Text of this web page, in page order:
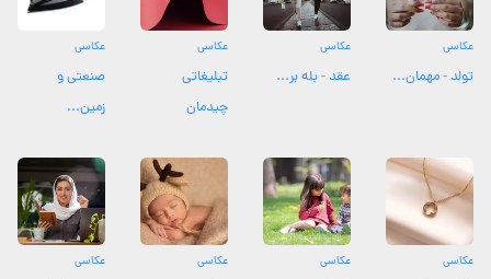
عکاسی
تولد - مهمان...
عکاسی
عقد - بله بر...
عکاسی
تبلیغاتی
چیدمان
عکاسی
صنعتی و
زمین...
عکاسی عکاسی عکاسی عکاسی